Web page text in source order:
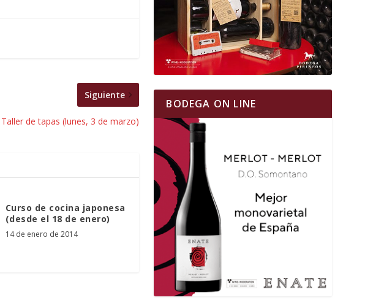
Siguiente
Taller de tapas (lunes, 3 de marzo)
Curso de cocina japonesa
(desde el 18 de enero)
14 de enero de 2014
BODEGA ON LINE